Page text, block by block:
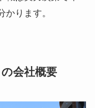
ります。
会社概要